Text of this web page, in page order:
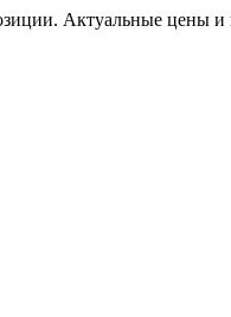
Актуальные цены